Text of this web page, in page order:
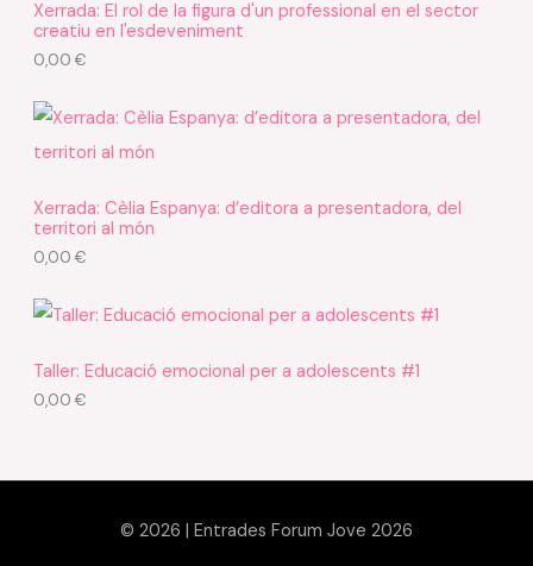
s
s
s
Xerrada: El rol de la figura d'un professional en el sector
creatiu en l'esdeveniment
0,00€
Xerrada: Cèlia Espanya: d’editora a presentadora, del
territori al món
0,00€
Taller: Educació emocional per a adolescents #1
0,00€
© 2026 | Entrades Forum Jove 2026